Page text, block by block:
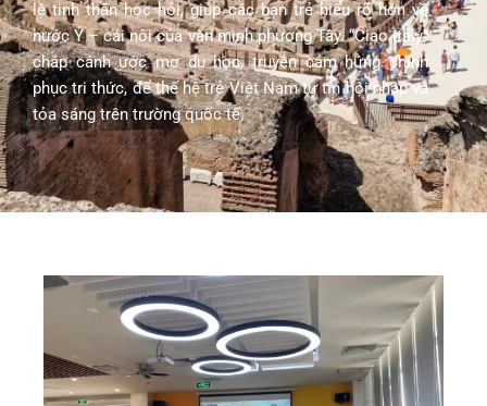
lệ tinh thần học hỏi, giúp các bạn trẻ hiểu rõ hơn về
nước Ý – cái nôi của văn minh phương Tây. “Ciao Italy”
chắp cánh ước mơ du học, truyền cảm hứng chinh
phục tri thức, để thế hệ trẻ Việt Nam tự tin hội nhập và
tỏa sáng trên trường quốc tế.